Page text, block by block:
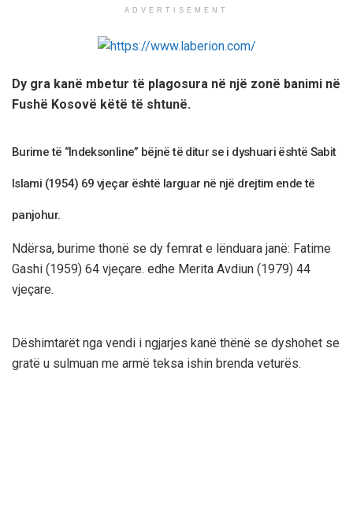
ADVERTISEMENT
Dy gra kanë mbetur të plagosura në një zonë banimi në
Fushë Kosovë këtë të shtunë.
Burime të “Indeksonline” bëjnë të ditur se i dyshuari është Sabit
Islami (1954) 69 vjeçar është larguar në një drejtim ende të
panjohur.
Ndërsa, burime thonë se dy femrat e lënduara janë: Fatime
Gashi (1959) 64 vjeçare. edhe Merita Avdiun (1979) 44
vjeçare.
Dëshimtarët nga vendi i ngjarjes kanë thënë se dyshohet se
gratë u sulmuan me armë teksa ishin brenda veturës.